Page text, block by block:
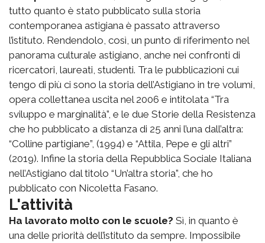
tutto quanto è stato pubblicato sulla storia
contemporanea astigiana è passato attraverso
l’istituto. Rendendolo, così, un punto di riferimento nel
panorama culturale astigiano, anche nei confronti di
ricercatori, laureati, studenti. Tra le pubblicazioni cui
tengo di più ci sono la storia dell’Astigiano in tre volumi,
opera collettanea uscita nel 2006 e intitolata “Tra
sviluppo e marginalità”, e le due Storie della Resistenza
che ho pubblicato a distanza di 25 anni l’una dall’altra:
“Colline partigiane”, (1994) e “Attila, Pepe e gli altri”
(2019). Infine la storia della Repubblica Sociale Italiana
nell’Astigiano dal titolo “Un’altra storia”, che ho
pubblicato con Nicoletta Fasano.
L'attività
Ha lavorato molto con le scuole? Sì, in quanto è
una delle priorità dell’istituto da sempre. Impossibile